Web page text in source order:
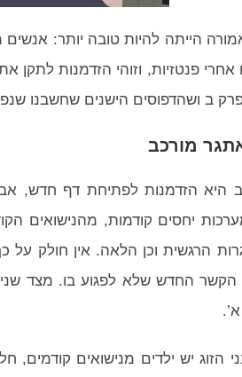
הייתה להיות טובה יותר: אנשים
אחרי פנטזיות, וזוהי הזדמנות
פרק ב ושהדפוסים הישנים שחשבנו
מורכב
ב היא הזדמנות לפתיחת דף חדש,
יחסים קודמות, מהנישואים
הרגשית וכן הלאה. אין חולק
הקשר החדש שלא לפגוע בו. מצד
הזוג יש ילדים מנישואים